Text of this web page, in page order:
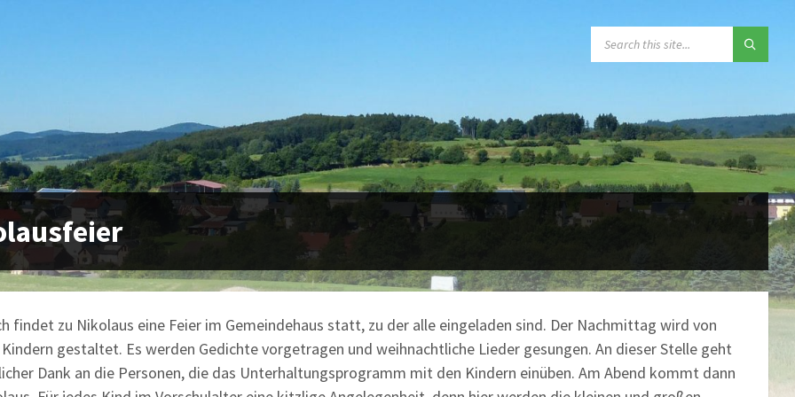
findet zu Nikolaus eine Feier im Gemeindehaus statt, zu der alle eingeladen sind. Der Nachmittag wird von
gestaltet. Es werden Gedichte vorgetragen und weihnachtliche Lieder gesungen. An dieser Stelle geht
Dank an die Personen, die das Unterhaltungsprogramm mit den Kindern einüben. Am Abend kommt dann